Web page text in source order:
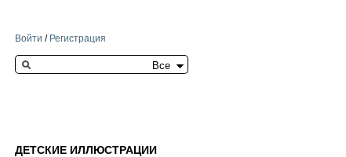
Войти / Регистрация
Search this site
ДЕТСКИЕ ИЛЛЮСТРАЦИИ